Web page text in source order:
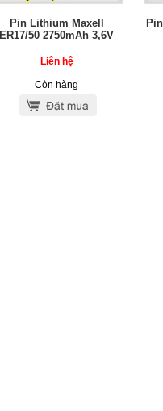
Pin Lithium Maxell
ER17/50 2750mAh 3,6V
Liên hệ
Còn hàng